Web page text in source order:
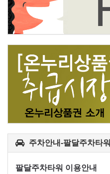
주차안내-팔달주차타워
팔달주차타워 이용안내